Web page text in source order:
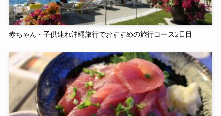
赤ちゃん・子供連れ沖縄旅行でおすすめの旅行コース2日目